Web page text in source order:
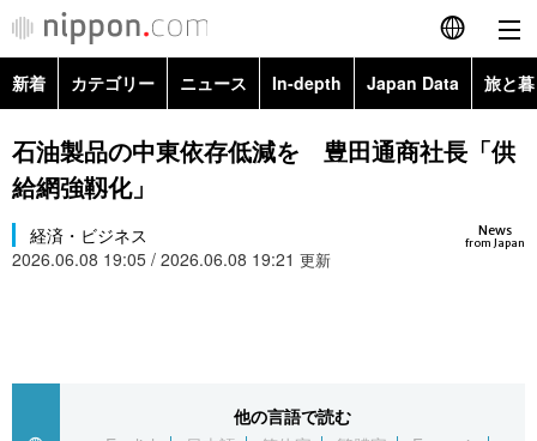
English
简体字
カテゴリー
国際
アーカイブ
Japan Data
新着 カテゴリー ニュース In-depth Japan Data 旅と
政治・外交
経済・ビジネス
国際・海外
文化
Topics
石油製品の中東依存低減を 豊田通商社長「供
給網強靱化」
News
from Japan
経済・ビジネス
2026.06.08 19:05 / 2026.06.08 19:21 更新
他の言語で読む